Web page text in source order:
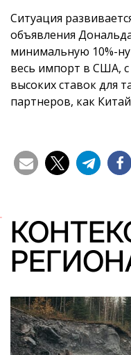
Ситуация
объявления
минимальную 10%-
весь импорт в США,
высоких ставок для
партнеров, как